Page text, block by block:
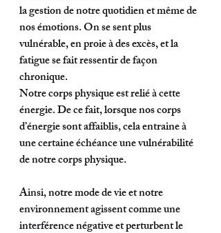
la gestion de notre quotidien et même de
nos émotions. On se sent plus
vulnérable, en proie à des excès, et la
fatigue se fait ressentir de façon
chronique.
Notre corps physique est relié à cette
énergie. De ce fait, lorsque nos corps
d’énergie sont affaiblis, cela entraine à
une certaine échéance une vulnérabilité
de notre corps physique.
Ainsi, notre mode de vie et notre
environnement agissent comme une
interférence négative et perturbent le